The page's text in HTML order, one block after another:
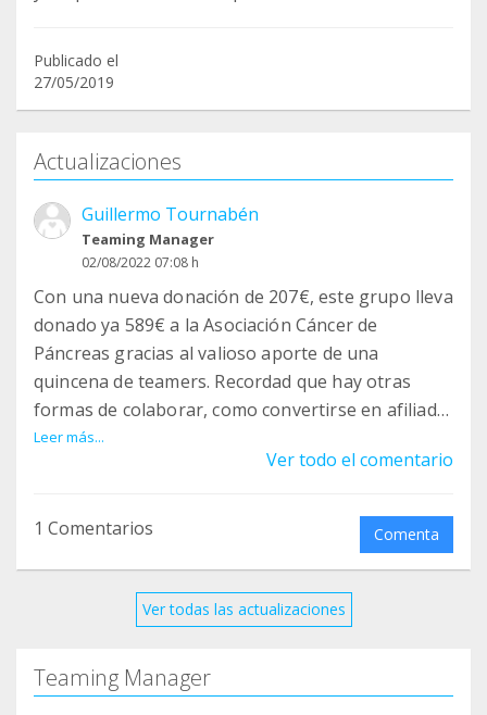
Publicado el
27/05/2019
Actualizaciones
Guillermo Tournabén
Teaming Manager
02/08/2022 07:08 h
Con una nueva donación de 207€, este grupo lleva
donado ya 589€ a la Asociación Cáncer de
Páncreas gracias al valioso aporte de una
quincena de teamers. Recordad que hay otras
formas de colaborar, como convertirse en afiliado
de la asociación
https://asociacioncancerdepancreas.org/colabora/
Leer más...
Ver todo el comentario
1 Comentarios Comenta
Ver todas las actualizaciones
Teaming Manager